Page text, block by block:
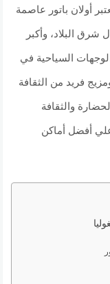
أولان باتور عاصمة
البلاد، وأكبر
17، وهي أهم الوجهات السياحية في
فريد من الثقافة
والثقافة
علي أفضل أماكن